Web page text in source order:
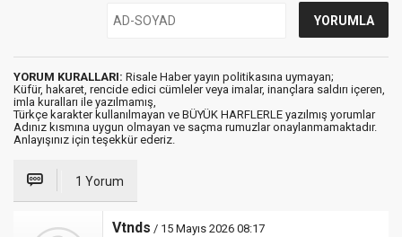
YORUM KURALLARI: Risale Haber yayın politikasına uymayan;
Küfür, hakaret, rencide edici cümleler veya imalar, inançlara saldırı içeren,
imla kuralları ile yazılmamış,
Türkçe karakter kullanılmayan ve BÜYÜK HARFLERLE yazılmış yorumlar
Adınız kısmına uygun olmayan ve saçma rumuzlar onaylanmamaktadır.
Anlayışınız için teşekkür ederiz.
1 Yorum
Vtnds / 15 Mayıs 2026 08:17